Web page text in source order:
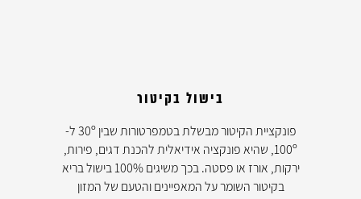
בישול בקיטור
פונקציית הקיטור מבשלת בטמפרטורות שבין 30º ל-
100º, שהיא פונקציה אידיאלית להכנת דגים, פירות,
ירקות, אורז או פסטה. בכך משיגים 100% בישול בריא
בקיטור השומר על המאפיינים והטעם של המזון